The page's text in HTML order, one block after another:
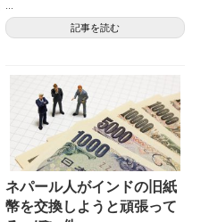
記事を読む
ネパール人がインドの旧紙
幣を交換しようと頑張って